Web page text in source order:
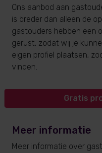
Ons aanbod aan
is breder dan alleen de
gastouders hebben een
gerust, zodat wij je
eigen profiel plaatsen,
vinden.
Gratis
Meer informatie
Meer informatie over